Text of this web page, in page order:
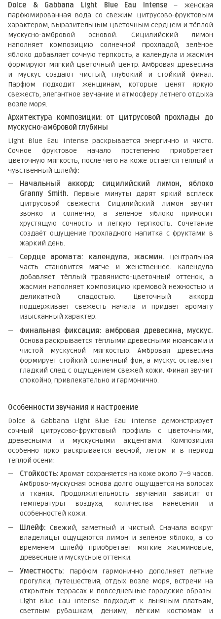
Dolce & Gabbana Light Blue Eau Intense– женская
парфюмированная вода со свежим цитрусово-фруктовым
характером, выразительным цветочным сердцем и тёплой
мускусно-амбровой основой. Сицилийский лимон
наполняет композицию солнечной прохладой, зелёное
яблоко добавляет сочную терпкость, а календула и жасмин
формируют мягкий цветочный центр. Амбровая древесина
и мускус создают чистый, глубокий и стойкий финал.
Парфюм подходит женщинам, которые ценят яркую
свежесть, элегантное звучание и атмосферу летнего отдыха
возле моря.
Архитектура композиции: от цитрусовой прохлады до
мускусно-амбровой глубины
Light Blue Eau Intense раскрывается энергично и чисто.
Сочное фруктовое начало постепенно приобретает
цветочную мягкость, после чего на коже остаётся тёплый и
чувственный шлейф:
Начальный аккорд: сицилийский лимон, яблоко
Granny Smith. Первые минуты дарят яркий всплеск
цитрусовой свежести. Сицилийский лимон звучит
звонко и солнечно, а зелёное яблоко приносит
хрустящую сочность и лёгкую терпкость. Сочетание
создаёт ощущение прохладного напитка с фруктами в
жаркий день.
Сердце аромата: календула, жасмин. Центральная
часть становится мягче и женственнее. Календула
добавляет тёплый травянисто-цветочный оттенок, а
жасмин наполняет композицию кремовой нежностью и
деликатной сладостью. Цветочный аккорд
поддерживает свежесть начала и придаёт аромату
изысканный характер.
Финальная фиксация: амбровая древесина, мускус.
Основа раскрывается тёплыми древесными нюансами и
чистой мускусной мягкостью. Амбровая древесина
формирует стойкий солнечный фон, а мускус оставляет
гладкий след с ощущением свежей кожи. Финал звучит
спокойно, привлекательно и гармонично.
Особенности звучания и настроение
Dolce & Gabbana Light Blue Eau Intense демонстрирует
сочный цитрусово-фруктовый профиль с цветочными,
древесными и мускусными акцентами. Композиция
особенно ярко раскрывается весной, летом и в период
тёплой осени:
Стойкость: Аромат сохраняется на коже около 7–9 часов.
Амброво-мускусная основа долго ощущается на волосах
и тканях. Продолжительность звучания зависит от
температуры воздуха, количества нанесения и
особенностей кожи.
Шлейф: Свежий, заметный и чистый. Сначала вокруг
владелицы ощущаются лимон и зелёное яблоко, а со
временем шлейф приобретает мягкие жасминовые,
древесные и мускусные оттенки.
Уместность: Парфюм гармонично дополняет летние
прогулки, путешествия, отдых возле моря, встречи на
открытых террасах и повседневные городские образы.
Light Blue Eau Intense подходит к льняным платьям,
светлым рубашкам, дениму, лёгким костюмам и